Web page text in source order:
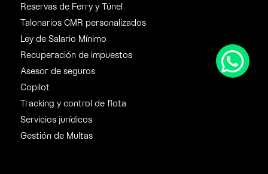
Reservas de Ferry y Túnel
Talonarios CMR personalizados
Ley de Salario Mínimo
Recuperación de impuestos
Asesor de seguros
Copilot
Tracking y control de flota
Servicios jurídicos
Gestión de Multas